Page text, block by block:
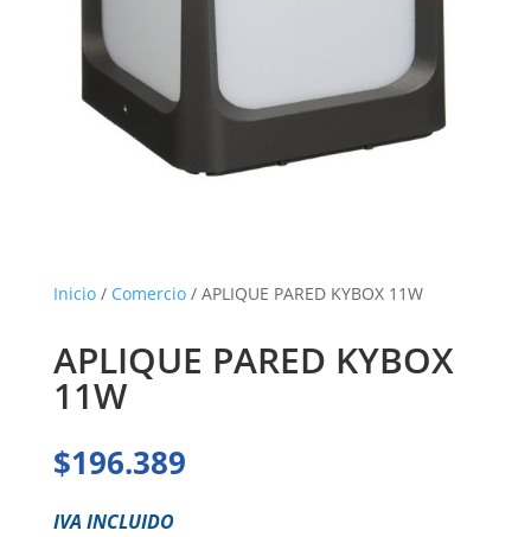
Inicio/ Comercio/ APLIQUE PARED KYBOX 11W
APLIQUE PARED KYBOX
11W
$196.389
IVA INCLUIDO